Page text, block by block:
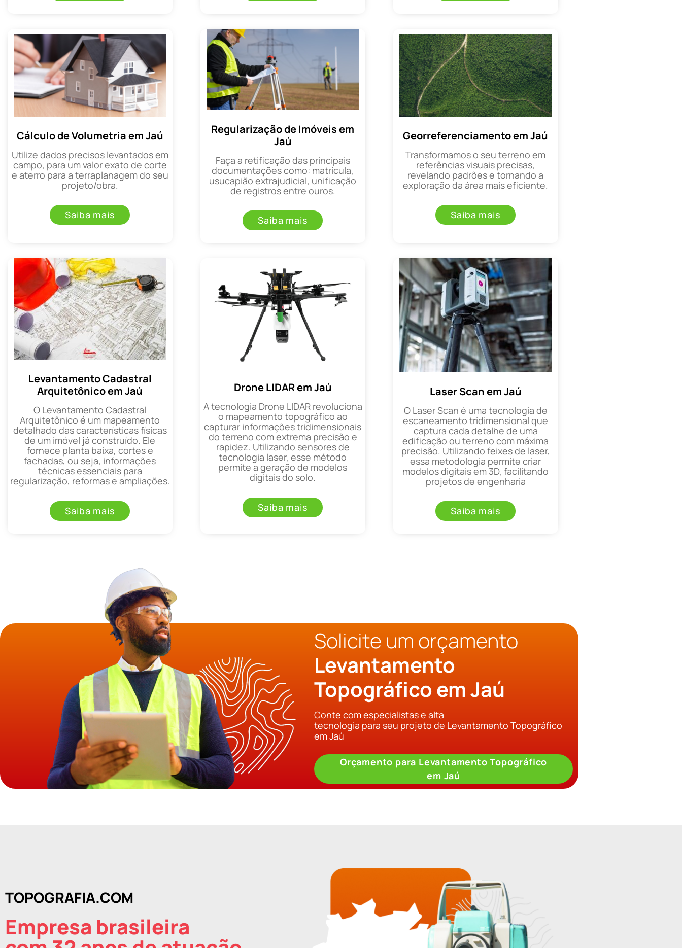
Cálculo de Volumetria em Jaú
Utilize dados precisos levantados em
campo, para um valor exato de corte
e aterro para a terraplanagem do seu
projeto/obra.
Saiba mais
Regularização de Imóveis em
Jaú
Faça a retificação das principais
documentações como: matrícula,
usucapião extrajudicial, unificação
de registros entre ouros.
Saiba mais
Georreferenciamento em Jaú
Transformamos o seu terreno em
referências visuais precisas,
revelando padrões e tornando a
exploração da área mais eficiente.
Saiba mais
Levantamento Cadastral
Arquitetônico em Jaú
O Levantamento Cadastral
Arquitetônico é um mapeamento
detalhado das características físicas
de um imóvel já construído. Ele
fornece planta baixa, cortes e
fachadas, ou seja, informações
técnicas essenciais para
regularização, reformas e ampliações.
Saiba mais
Drone LIDAR em Jaú
A tecnologia Drone LIDAR revoluciona
o mapeamento topográfico ao
capturar informações tridimensionais
do terreno com extrema precisão e
rapidez. Utilizando sensores de
tecnologia laser, esse método
permite a geração de modelos
digitais do solo.
Saiba mais
Laser Scan em Jaú
O Laser Scan é uma tecnologia de
escaneamento tridimensional que
captura cada detalhe de uma
edificação ou terreno com máxima
precisão. Utilizando feixes de laser,
essa metodologia permite criar
modelos digitais em 3D, facilitando
projetos de engenharia
Saiba mais
Solicite um orçamento
Levantamento
Topográfico em Jaú
Conte com especialistas e alta
tecnologia para seu projeto de Levantamento Topográfico
em Jaú
Orçamento para Levantamento Topográfico
em Jaú
TOPOGRAFIA.COM
Empresa brasileira